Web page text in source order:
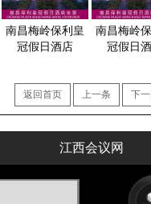
南昌梅岭保利皇
冠假日酒店
南昌梅岭
冠假日
返回首页 上一条 下
江西会议网